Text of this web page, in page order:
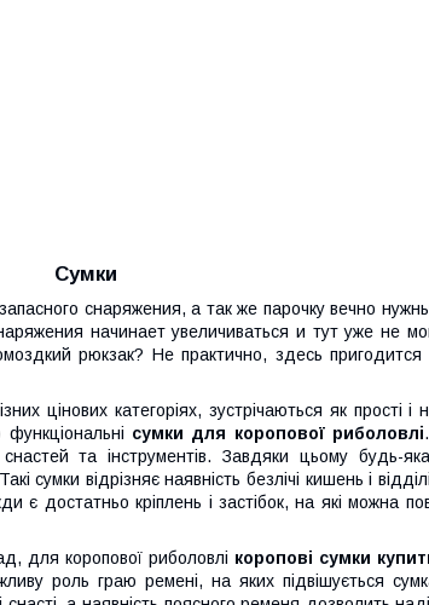
Сумки
снаряжения, а так же парочку вечно
начинает увеличиваться и тут уже не
рюкзак? Не практично, здесь пригодится
цінових категоріях, зустрічаються як прості і
функціональні сумки для коропової риболовлі
та інструментів. Завдяки цьому будь-
сумки відрізняє наявність безлічі кишень і
є достатньо кріплень і застібок, на які можна
для коропової риболовлі коропові сумки
роль граю ремені, на яких підвішується